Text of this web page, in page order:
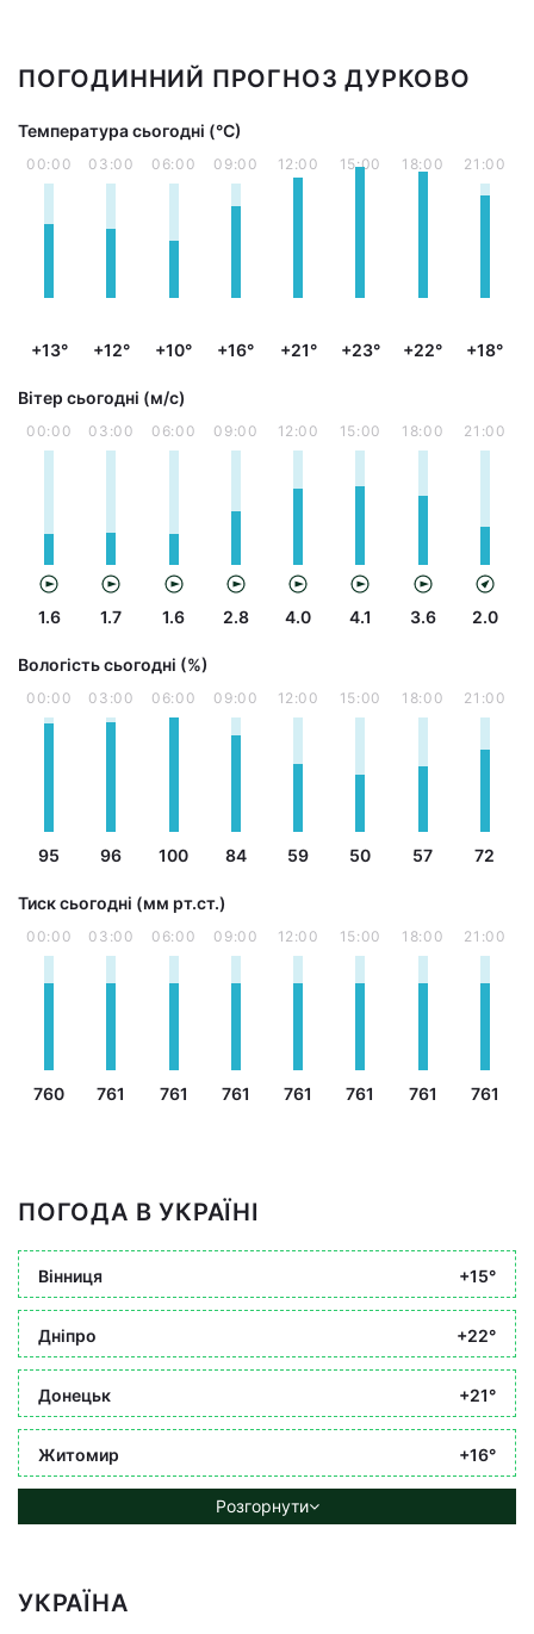
ПОГОДИННИЙ ПРОГНОЗ ДУРКОВО
Температура сьогодні (°С)
00:00
+13°
03:00
+12°
06:00
+10°
09:00
+16°
12:00
+21°
15:00
+23°
18:00
+22°
21:00
+18°
Вітер сьогодні (м/с)
00:00
1.6
03:00
1.7
06:00
1.6
09:00
2.8
12:00
4.0
15:00
4.1
18:00
3.6
21:00
2.0
Вологість сьогодні (%)
00:00
95
03:00
96
06:00
100
09:00
84
12:00
59
15:00
50
18:00
57
21:00
72
Тиск сьогодні (мм рт.ст.)
00:00
760
03:00
761
06:00
761
09:00
761
12:00
761
15:00
761
18:00
761
21:00
761
ПОГОДА В УКРАЇНІ
Вінниця +15°
Дніпро +22°
Донецьк +21°
Житомир +16°
Розгорнути
УКРАЇНА